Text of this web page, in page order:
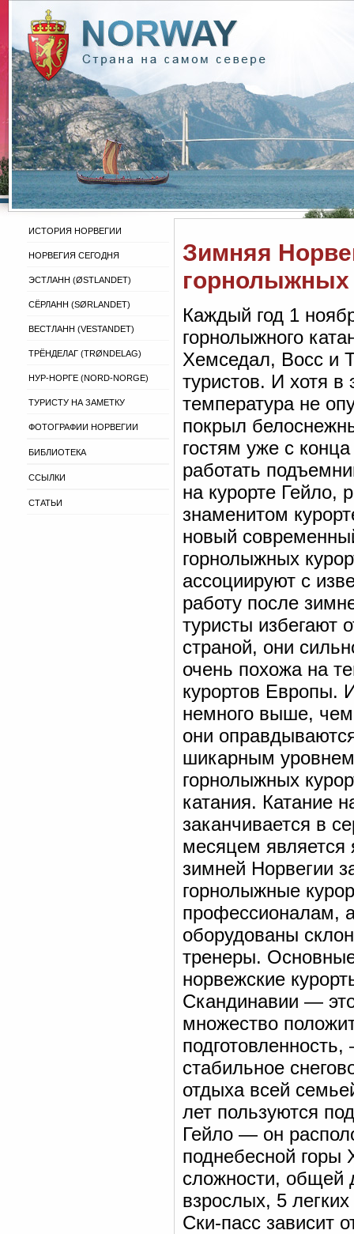
ИСТОРИЯ НОРВЕГИИ
НОРВЕГИЯ СЕГОДНЯ
ЭСТЛАНН (ØSTLANDET)
СЁРЛАНН (SØRLANDET)
ВЕСТЛАНН (VESTANDET)
ТРЁНДЕЛАГ (TRØNDELAG)
НУР-НОРГЕ (NORD-NORGE)
ТУРИСТУ НА ЗАМЕТКУ
ФОТОГРАФИИ НОРВЕГИИ
БИБЛИОТЕКА
ССЫЛКИ
СТАТЬИ
Зимняя
горнолыжных
Каждый год 1
горнолыжного
Хемседал, Восс и
туристов. И хотя
температура не
покрыл
гостям уже с
работать
на курорте Гейло,
знаменитом
новый
горнолыжных
ассоциируют с
работу после
туристы избегают
страной, они
очень похожа на
курортов Европы.
немного выше,
они
шикарным
горнолыжных
катания. Катание
заканчивается в
месяцем является
зимней Норвегии
горнолыжные
профессионалам,
оборудованы
тренеры.
норвежские
Скандинавии —
множество
стабильное
отдыха всей
лет пользуются
Гейло — он
поднебесной горы
сложности, общей
взрослых, 5
Ски-пасс зависит